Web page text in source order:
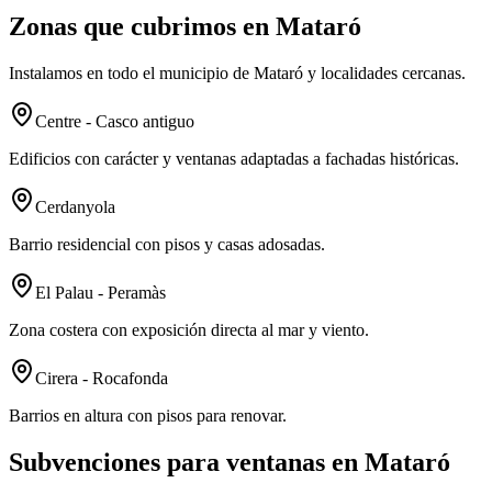
Zonas que cubrimos en Mataró
Instalamos en todo el municipio de Mataró y localidades cercanas.
Centre - Casco antiguo
Edificios con carácter y ventanas adaptadas a fachadas históricas.
Cerdanyola
Barrio residencial con pisos y casas adosadas.
El Palau - Peramàs
Zona costera con exposición directa al mar y viento.
Cirera - Rocafonda
Barrios en altura con pisos para renovar.
Subvenciones para ventanas en Mataró